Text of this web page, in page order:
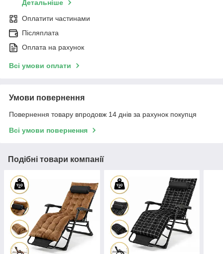
Детальніше
Оплатити частинами
Післяплата
Оплата на рахунок
Всі умови оплати
Умови повернення
Повернення товару впродовж 14 днів за рахунок покупця
Всі умови повернення
Подібні товари компанії